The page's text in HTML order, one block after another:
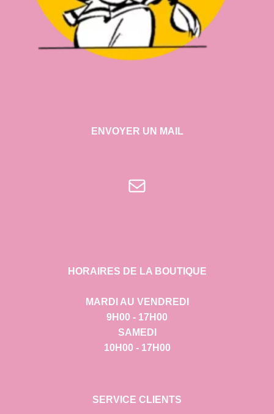
ENVOYER UN MAIL
E-mail
HORAIRES DE LA BOUTIQUE
MARDI AU VENDREDI
9H00 - 17H00
SAMEDI
10H00 - 17H00
SERVICE CLIENTS